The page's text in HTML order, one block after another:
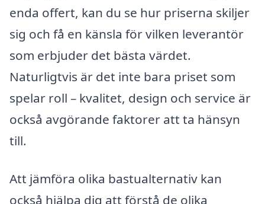
enda offert, kan du se hur priserna skiljer
sig och få en känsla för vilken leverantör
som erbjuder det bästa värdet.
Naturligtvis är det inte bara priset som
spelar roll – kvalitet, design och service är
också avgörande faktorer att ta hänsyn
till.
Att jämföra olika bastualternativ kan
också hjälpa dig att förstå de olika